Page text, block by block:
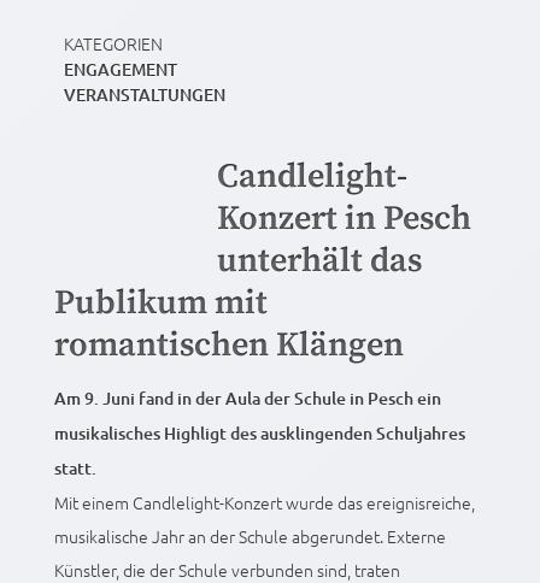
KATEGORIEN
ENGAGEMENT
VERANSTALTUNGEN
Candlelight-
Konzert in Pesch
unterhält das
Publikum mit
romantischen Klängen
Am 9. Juni fand in der Aula der Schule in Pesch ein
musikalisches Highligt des ausklingenden Schuljahres
statt.
Mit einem Candlelight-Konzert wurde das ereignisreiche,
musikalische Jahr an der Schule abgerundet. Externe
Künstler, die der Schule verbunden sind, traten